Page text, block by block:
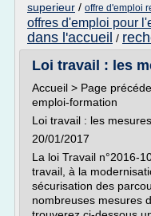
superieur / offre d'emploi
offres d'emploi pour
dans l'accueil /
Loi travail : les
Accueil > Page
emploi-formation
Loi travail : les
20/01/2017
La loi Travail n°2016-
travail, à la
sécurisation des
nombreuses mesures